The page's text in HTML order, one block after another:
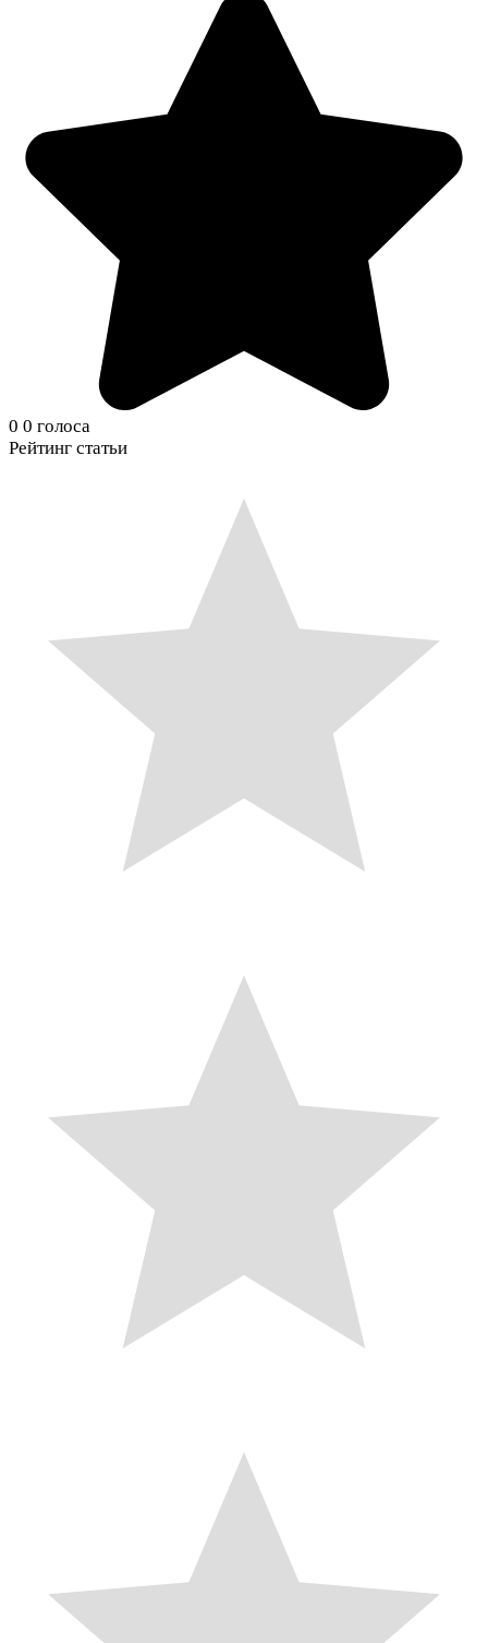
0 0 голоса
Рейтинг статьи